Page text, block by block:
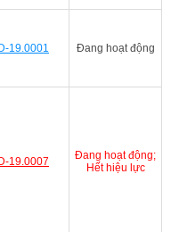
19.0001 Đang hoạt động
19.0007
Đang hoạt động;
Hết hiệu lực